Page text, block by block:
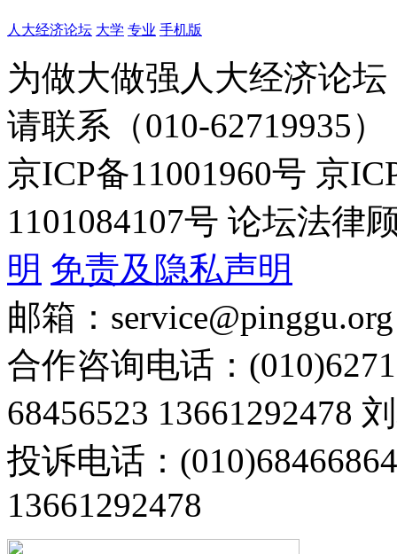
人大经济论坛 大学 专业 手机版
为做大做强人大经济论
请联系（010-62719935）
京ICP备11001960号 京
1101084107号 论坛法律
明 免责及隐私声明
邮箱：service@pinggu.org
合作咨询电话：
68456523 13661292478
投诉电话：
13661292478